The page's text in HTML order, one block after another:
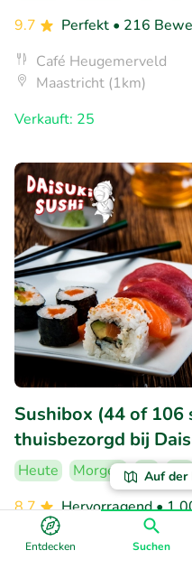
Entdecken Suchen
Auf der
9.7
Perfekt • 216
Café Heugemerveld
Maastricht (1km)
Verkauft: 25
Sushibox (44 of
thuisbezorgd bij
Heute Morgen So Mo
8.7
Hervorragend•
Daisuki Sushi Maastricht